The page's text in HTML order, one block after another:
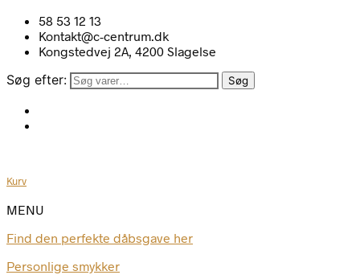
58 53 12 13
Kontakt@c-centrum.dk
Kongstedvej 2A, 4200 Slagelse
Søg efter: Søg
Kurv
MENU
Find den perfekte dåbsgave her
Personlige smykker